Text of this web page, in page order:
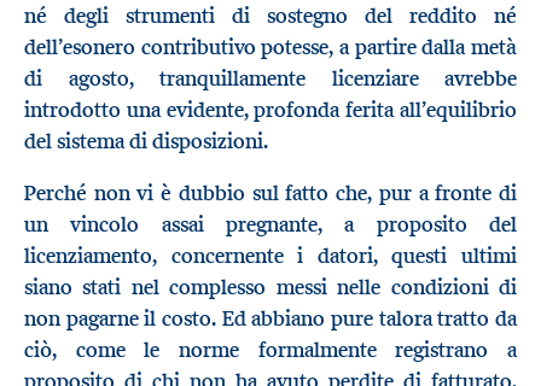
né degli strumenti di sostegno del reddito né
dell’esonero contributivo potesse, a partire dalla metà
di agosto, tranquillamente licenziare avrebbe
introdotto una evidente, profonda ferita all’equilibrio
del sistema di disposizioni.
Perché non vi è dubbio sul fatto che, pur a fronte di
un vincolo assai pregnante, a proposito del
licenziamento, concernente i datori, questi ultimi
siano stati nel complesso messi nelle condizioni di
non pagarne il costo. Ed abbiano pure talora tratto da
ciò, come le norme formalmente registrano a